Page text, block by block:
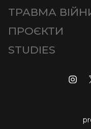
ТРАВМА
ПРОЄКТИ
STUDIES